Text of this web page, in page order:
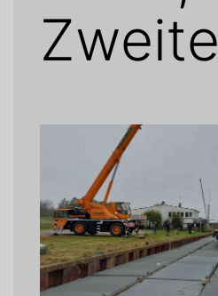
Zweite